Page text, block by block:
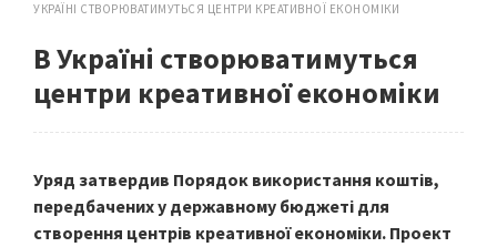
УКРАЇНІ СТВОРЮВАТИМУТЬСЯ ЦЕНТРИ КРЕАТИВНОЇ ЕКОНОМІКИ
В Україні створюватимуться
центри креативної економіки
Уряд затвердив Порядок використання коштів,
передбачених у державному бюджеті для
створення центрів креативної економіки. Проект